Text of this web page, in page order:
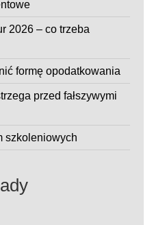
2026 – co trzeba
formę opodatkowania
przed fałszywymi
szkoleniowych